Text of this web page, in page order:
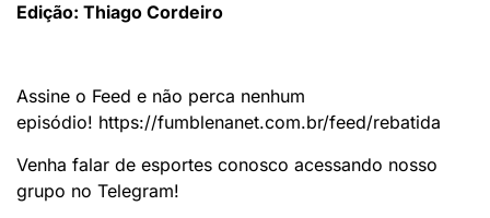
Edição: Thiago Cordeiro
Assine o Feed e não perca nenhum
episódio! https://fumblenanet.com.br/feed/rebatida
Venha falar de esportes conosco acessando nosso
grupo no Telegram!